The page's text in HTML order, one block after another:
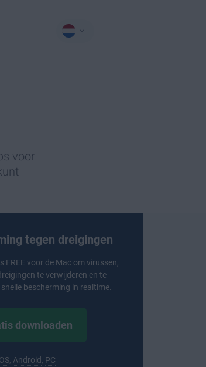
voor
tegen dreigingen
FREE voor de Mac om virussen,
te verwijderen en te
bescherming in realtime.
downloaden
, Android PC